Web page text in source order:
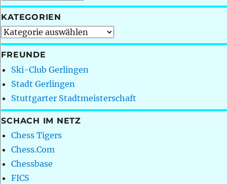
KATEGORIEN
Kategorien
FREUNDE
Ski-Club Gerlingen
Stadt Gerlingen
Stuttgarter Stadtmeisterschaft
SCHACH IM NETZ
Chess Tigers
Chess.Com
Chessbase
FICS